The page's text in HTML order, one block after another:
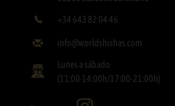
+34 643 82 04 46
info@worldshishas.com
Lunes a sábado
(11:00-14:00h/17:00-21:00h)